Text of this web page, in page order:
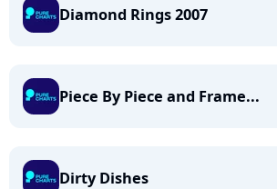
Diamond Rings 2007
Piece By Piece and Frame...
Dirty Dishes